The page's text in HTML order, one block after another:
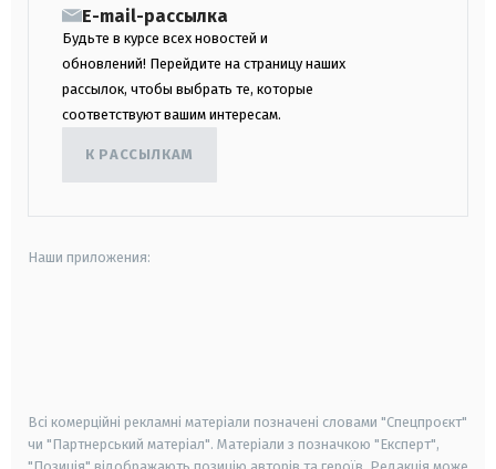
E-mail-рассылка
Будьте в курсе всех новостей и
обновлений! Перейдите на страницу наших
рассылок, чтобы выбрать те, которые
соответствуют вашим интересам.
К РАССЫЛКАМ
Наши приложения:
Всі комерційні рекламні матеріали позначені словами "Спецпроєкт"
чи "Партнерський матеріал". Матеріали з позначкою "Експерт",